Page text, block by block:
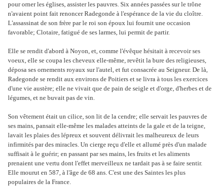
pour orner les églises, assister les pauvres. Six années passées sur le trône
n'avaient point fait renoncer Radegonde à l'espérance de la vie du cloître.
L'assassinat de son frère par le roi son époux lui fournit une occasion
favorable; Clotaire, fatigué de ses larmes, lui permit de partir.
Elle se rendit d'abord à Noyon, et, comme l'évêque hésitait à recevoir ses
voeux, elle se coupa les cheveux elle-même, revêtit la bure des religieuses,
déposa ses ornements royaux sur l'autel, et fut consacrée au Seigneur. De là,
Radegonde se rendit aux environs de Poitiers et se livra à tous les exercices
d'une vie austère; elle ne vivait que de pain de seigle et d'orge, d'herbes et de
légumes, et ne buvait pas de vin.
Son vêtement était un cilice, son lit de la cendre; elle servait les pauvres de
ses mains, pansait elle-même les malades atteints de la gale et de la teigne,
lavait les plaies des lépreux et souvent délivrait les malheureux de leurs
infirmités par des miracles. Un cierge reçu d'elle et allumé près d'un malade
suffisait à le guérir; en passant par ses mains, les fruits et les aliments
prenaient une vertu dont l'effet merveilleux ne tardait pas à se faire sentir.
Elle mourut en 587, à l'âge de 68 ans. C'est une des Saintes les plus
populaires de la France.